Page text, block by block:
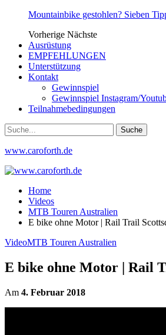
Mountainbike gestohlen? Sieben
Vorherige Nächste
Ausrüstung
EMPFEHLUNGEN
Unterstützung
Kontakt
Gewinnspiel
Gewinnspiel Instagram/
Teilnahmebedingungen
www.caroforth.de
Home
Videos
MTB Touren Australien
E bike ohne Motor | Rail Trail
VideoMTB Touren Australien
E bike ohne Motor | Rail
Am 4. Februar 2018